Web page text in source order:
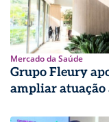
Mercado da Saúde
Grupo Fleury
ampliar atuação